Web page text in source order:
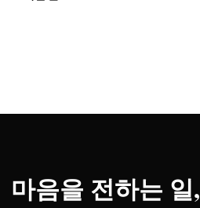
마음을 전하는 일,